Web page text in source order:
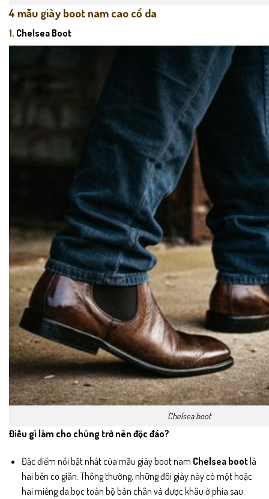
4 mẫu giày boot nam cao cổ da
1. Chelsea Boot
Chelsea boot
Điều gì làm cho chúng trở nên độc đáo?
Đặc điểm nổi bật nhất của mẫu giày boot nam Chelsea bootlà
hai bên co giãn. Thông thường, những đôi giày này có một hoặc
hai miếng da bọc toàn bộ bàn chân và được khâu ở phía sau.